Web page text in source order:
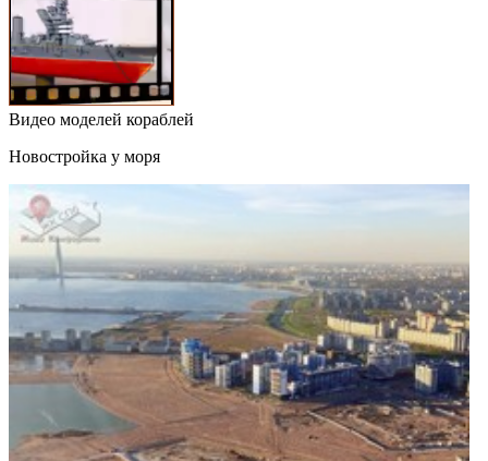
Видео моделей кораблей
Новостройка у моря